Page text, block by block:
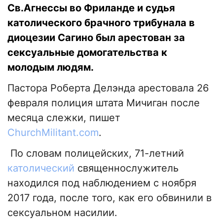
Св.Агнессы во Фриланде и судья
католического брачного трибунала в
диоцезии Сагино был арестован за
сексуальные домогательства к
молодым людям.
Пастора Роберта Делэнда арестовала 26
февраля полиция штата Мичиган после
месяца слежки, пишет
ChurchMilitant.com.
По словам полицейских, 71-летний
католический священнослужитель
находился под наблюдением с ноября
2017 года, после того, как его обвинили в
сексуальном насилии.